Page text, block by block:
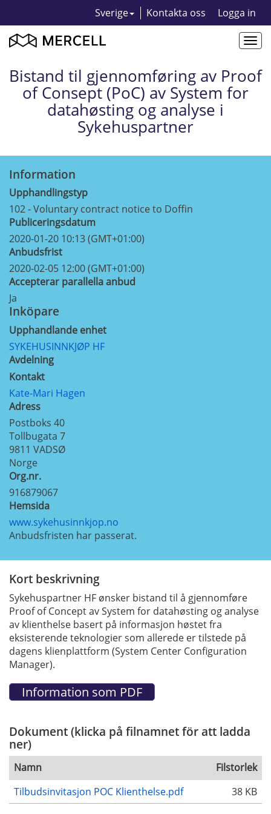
Sverige Kontakta oss Logga in
Bistand til gjennomføring av Proof
of Consept (PoC) av System for
datahøsting og analyse i
Sykehuspartner
Information
Upphandlingstyp
102 - Voluntary contract notice to Doffin
Publiceringsdatum
2020-01-20 10:13 (GMT+01:00)
Anbudsfrist
2020-02-05 12:00 (GMT+01:00)
Accepterar parallella anbud
Ja
Inköpare
Upphandlande enhet
SYKEHUSINNKJØP HF
Avdelning
Kontakt
Kate-Mari Hagen
Adress
Postboks 40
Tollbugata 7
9811 VADSØ
Norge
Org.nr.
916879067
Hemsida
www.sykehusinnkjop.no
Anbudsfristen har passerat.
Kort beskrivning
Sykehuspartner HF ønsker bistand til å gjennomføre
Proof of Concept av System for datahøsting og analyse
av klienthelse basert på informasjon høstet fra
eksisterende teknologier som allerede er tilstede på
dagens klienplattform (System Center Configuration
Manager).
Dokument (klicka på filnamnet för att ladda
ner)
Namn
Filstorlek
Tilbudsinvitasjon POC Klienthelse.pdf
38 KB